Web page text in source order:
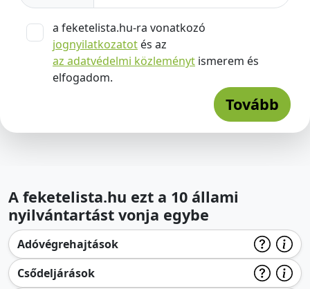
a feketelista.hu-ra vonatkozó
jognyilatkozatot és az
az adatvédelmi közleményt ismerem és
elfogadom.
Tovább
A feketelista.hu ezt a 10 állami
nyilvántartást vonja egybe
Adóvégrehajtások
Csődeljárások